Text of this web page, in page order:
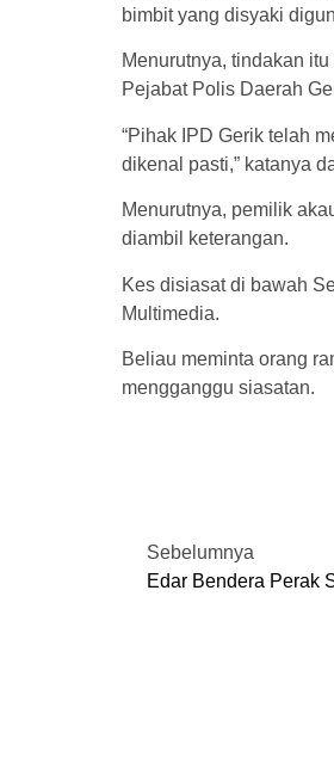
bimbit yang disyaki
Menurutnya, tindakan
Pejabat Polis Daerah
“Pihak IPD Gerik telah
dikenal pasti,” katanya
Menurutnya, pemilik
diambil keterangan.
Kes disiasat di bawah
Multimedia.
Beliau meminta orang
mengganggu siasatan.
Sebelumnya
Edar Bendera Perak